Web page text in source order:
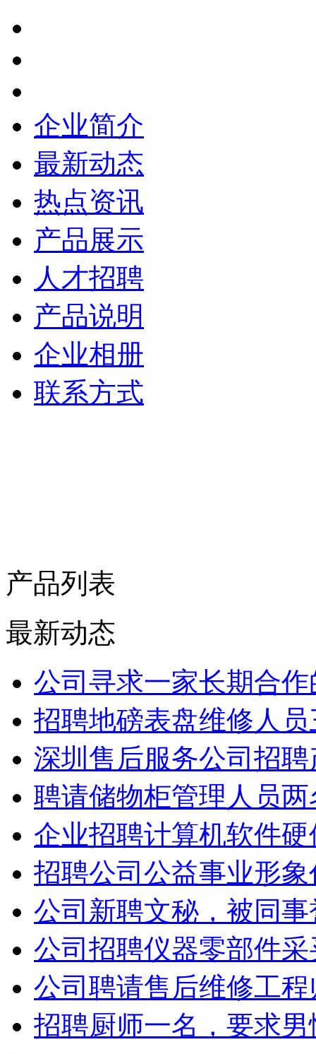
企业简介
最新动态
热点资讯
产品展示
人才招聘
产品说明
企业相册
联系方式
产品列表
最新动态
公司寻求一家长期合
招聘地磅表盘维修人员
深圳售后服务公司招
聘请储物柜管理人员两
企业招聘计算机软件
招聘公司公益事业形
公司新聘文秘，被同
公司招聘仪器零部件
公司聘请售后维修工
招聘厨师一名，要求男